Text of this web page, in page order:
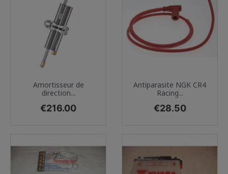
Amortisseur de
direction...
Price
€216.00
Antiparasite NGK CR4
Racing...
Price
€28.50